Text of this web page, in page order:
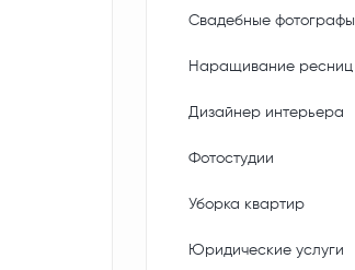
Свадебные фотографы
Наращивание ресниц
Дизайнер интерьера
Фотостудии
Уборка квартир
Юридические услуги